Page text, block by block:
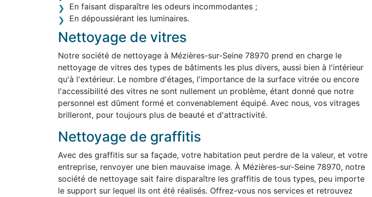
En faisant disparaître les odeurs incommodantes ;
En dépoussiérant les luminaires.
Nettoyage de vitres
Notre société de nettoyage à Mézières-sur-Seine 78970 prend en charge le
nettoyage de vitres des types de bâtiments les plus divers, aussi bien à l'intérieur
qu'à l'extérieur. Le nombre d'étages, l'importance de la surface vitrée ou encore
l'accessibilité des vitres ne sont nullement un problème, étant donné que notre
personnel est dûment formé et convenablement équipé. Avec nous, vos vitrages
brilleront, pour toujours plus de beauté et d'attractivité.
Nettoyage de graffitis
Avec des graffitis sur sa façade, votre habitation peut perdre de la valeur, et votre
entreprise, renvoyer une bien mauvaise image. À Mézières-sur-Seine 78970, notre
société de nettoyage sait faire disparaître les graffitis de tous types, peu importe
le support sur lequel ils ont été réalisés. Offrez-vous nos services et retrouvez